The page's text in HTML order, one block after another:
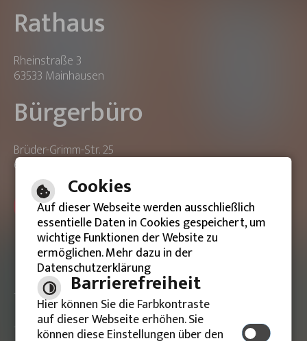
Rathaus
Rheinstraße 3
63533 Mainhausen
Bürgerbüro
Brüder-Grimm-Str. 25
63533 Mainhausen
ONLINE-TERMIN BUCHEN
Barrierefreie Ansicht
Impressum
Cookies
Auf dieser Webseite werden ausschließlich
essentielle Daten in Cookies gespeichert, um
wichtige Funktionen der Website zu
ermöglichen. Mehr dazu in der
Datenschutzerklärung
Barrierefreiheit
Hier können Sie die Farbkontraste
auf dieser Webseite erhöhen. Sie
können diese Einstellungen über den